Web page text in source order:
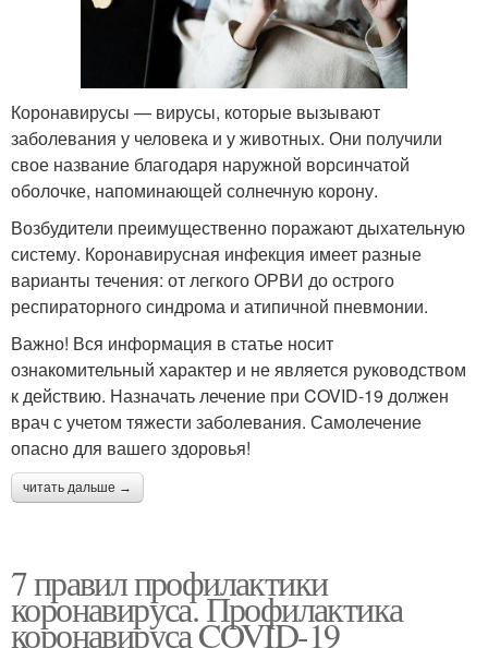
Коронавирусы — вирусы, которые вызывают
заболевания у человека и у животных. Они получили
свое название благодаря наружной ворсинчатой
оболочке, напоминающей солнечную корону.
Возбудители преимущественно поражают дыхательную
систему. Коронавирусная инфекция имеет разные
варианты течения: от легкого ОРВИ до острого
респираторного синдрома и атипичной пневмонии.
Важно! Вся информация в статье носит
ознакомительный характер и не является руководством
к действию. Назначать лечение при COVID-19 должен
врач с учетом тяжести заболевания. Самолечение
опасно для вашего здоровья!
читать дальше →
7 правил профилактики
коронавируса. Профилактика
коронавируса COVID-19